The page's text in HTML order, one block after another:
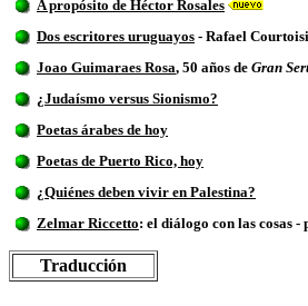
A propósito de Héctor Rosales
Dos escritores uruguayos - Rafael
Joao Guimaraes Rosa, 50 años de Gran
¿Judaísmo versus Sionismo?
Poetas árabes de hoy
Poetas de Puerto Rico, hoy
¿Quiénes deben vivir en Palestina?
Zelmar Riccetto: el diálogo con las cosas
Traducción